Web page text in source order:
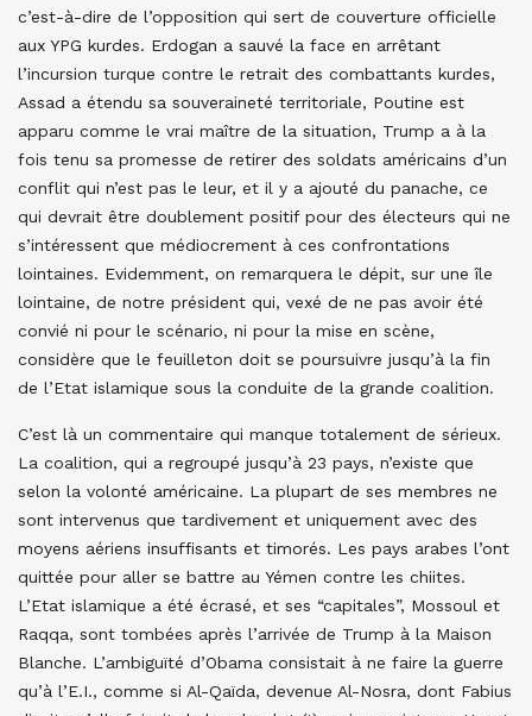
c’est-à-dire de l’opposition qui sert de couverture officielle
aux YPG kurdes. Erdogan a sauvé la face en arrêtant
l’incursion turque contre le retrait des combattants kurdes,
Assad a étendu sa souveraineté territoriale, Poutine est
apparu comme le vrai maître de la situation, Trump a à la
fois tenu sa promesse de retirer des soldats américains d’un
conflit qui n’est pas le leur, et il y a ajouté du panache, ce
qui devrait être doublement positif pour des électeurs qui ne
s’intéressent que médiocrement à ces confrontations
lointaines. Evidemment, on remarquera le dépit, sur une île
lointaine, de notre président qui, vexé de ne pas avoir été
convié ni pour le scénario, ni pour la mise en scène,
considère que le feuilleton doit se poursuivre jusqu’à la fin
de l’Etat islamique sous la conduite de la grande coalition.
C’est là un commentaire qui manque totalement de sérieux.
La coalition, qui a regroupé jusqu’à 23 pays, n’existe que
selon la volonté américaine. La plupart de ses membres ne
sont intervenus que tardivement et uniquement avec des
moyens aériens insuffisants et timorés. Les pays arabes l’ont
quittée pour aller se battre au Yémen contre les chiites.
L’Etat islamique a été écrasé, et ses “capitales”, Mossoul et
Raqqa, sont tombées après l’arrivée de Trump à la Maison
Blanche. L’ambiguïté d’Obama consistait à ne faire la guerre
qu’à l’E.I., comme si Al-Qaïda, devenue Al-Nosra, dont Fabius